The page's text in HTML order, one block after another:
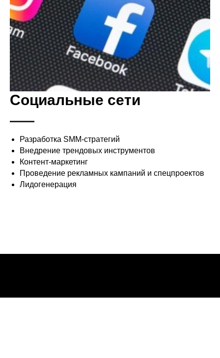
Социальные сети
Разработка SMM-стратегий
Внедрение трендовых инструментов
Контент-маркетинг
Проведение рекламных кампаний и спецпроектов
Лидогенерация